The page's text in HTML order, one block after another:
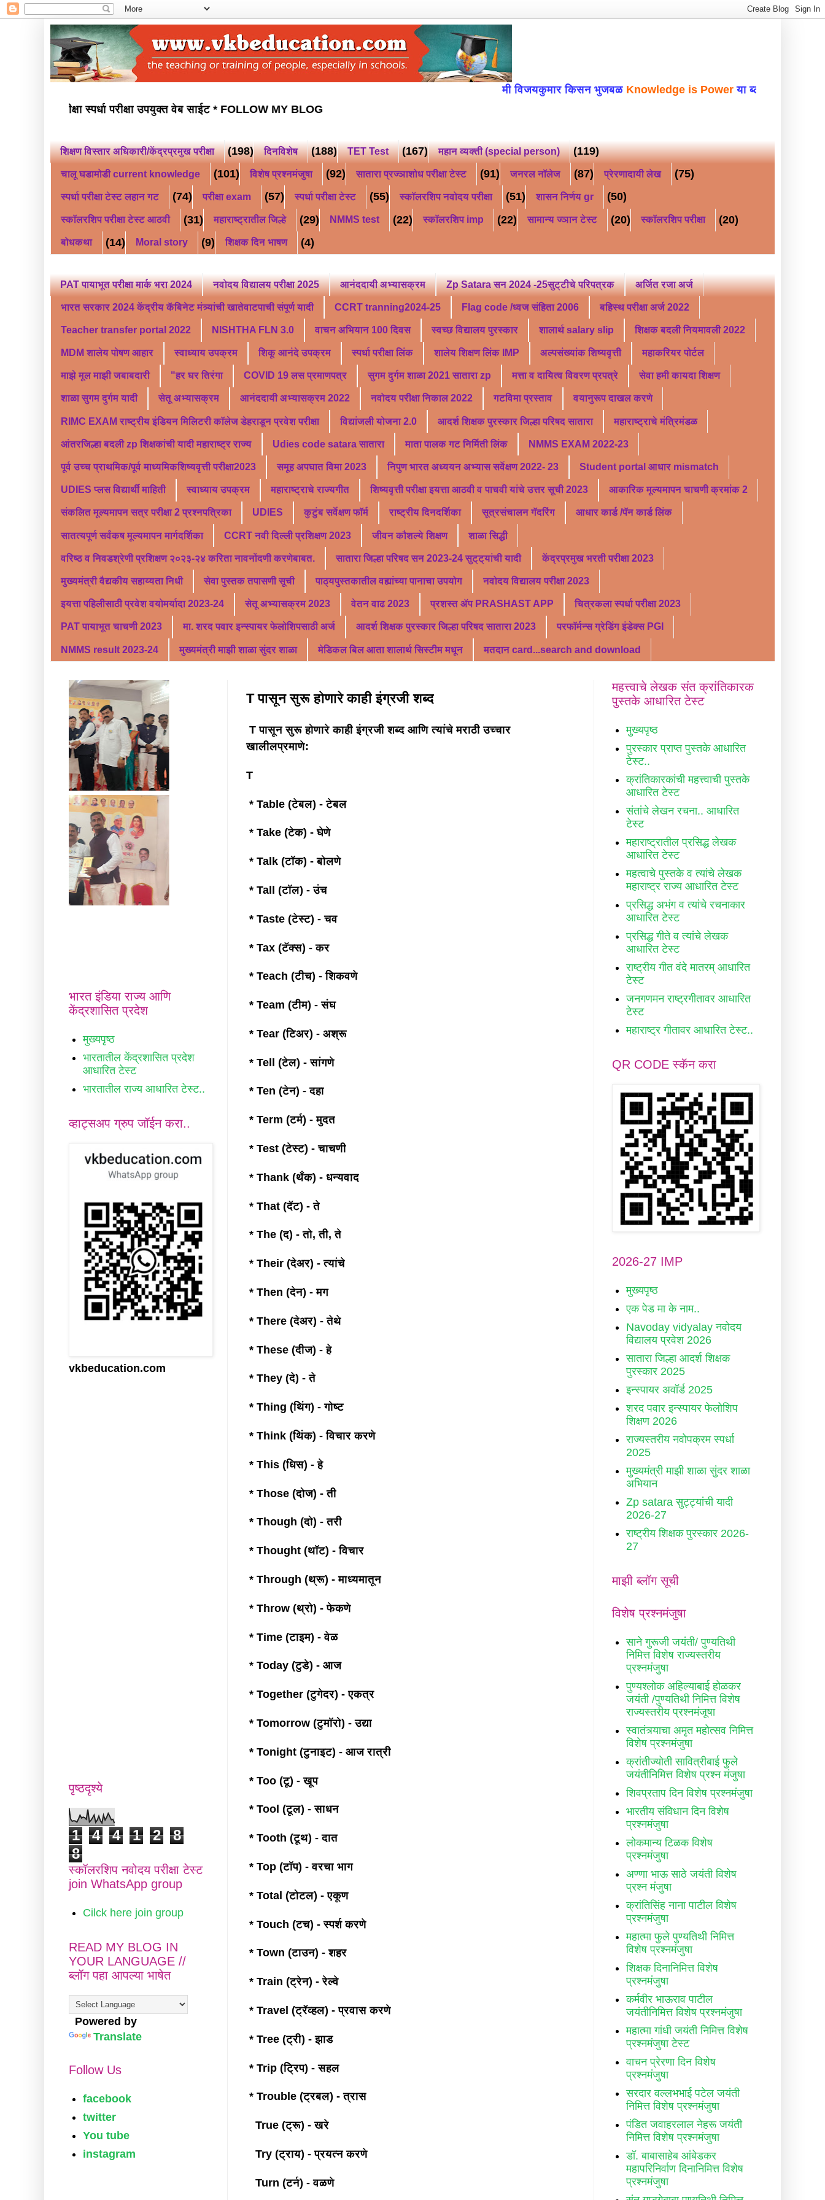
मी विजयकुमार किसन भुजबळKnowledge is Powerया ब्लॉगवर सहर्ष स्वागत करत
नवोदय परीक्षा स्कॉलरशिप परीक्षा स्पर्धा परीक्षा उपयुक्त वेब साईट *FOLLOW MY BLOG
शिक्षण विस्तार अधिकारी/केंद्रप्रमुख परीक्षा (198) दिनविशेष (188) TET Test (167) महान व्यक्ती (special person) (119)
चालू घडामोडी current knowledge (101) विशेष प्रश्नमंजुषा (92) सातारा प्रज्ञाशोध परीक्षा टेस्ट (91) जनरल नॉलेज (87) प्रेरणादायी लेख (75)
स्पर्धा परीक्षा टेस्ट लहान गट (74) परीक्षा exam (57) स्पर्धा परीक्षा टेस्ट (55) स्कॉलरशिप नवोदय परीक्षा (51) शासन निर्णय gr (50)
स्कॉलरशिप परीक्षा टेस्ट आठवी (31) महाराष्ट्रातील जिल्हे (29) NMMS test (22) स्कॉलरशिप imp (22) सामान्य ज्ञान टेस्ट (20) स्कॉलरशिप परीक्षा (20)
बोधकथा (14) Moral story (9) शिक्षक दिन भाषण (4)
PAT पायाभूत परीक्षा मार्क भरा 2024 नवोदय विद्यालय परीक्षा 2025 आनंददायी अभ्यासक्रम Zp Satara सन 2024 -25सुट्टीचे परिपत्रक अर्जित रजा अर्ज
भारत सरकार 2024 केंद्रीय कॅबिनेट मंत्र्यांची खातेवाटपाची संपूर्ण यादी CCRT tranning2024-25 Flag code /ध्वज संहिता 2006 बहिस्थ परीक्षा अर्ज 2022
Teacher transfer portal 2022 NISHTHA FLN 3.0 वाचन अभियान 100 दिवस स्वच्छ विद्यालय पुरस्कार शालार्थ salary slip शिक्षक बदली नियमावली 2022
MDM शालेय पोषण आहार स्वाध्याय उपक्रम शिकू आनंदे उपक्रम स्पर्धा परीक्षा लिंक शालेय शिक्षण लिंक IMP अल्पसंख्यांक शिष्यवृत्ती महाकरियर पोर्टल
माझे मूल माझी जबाबदारी "हर घर तिरंगा COVID 19 लस प्रमाणपत्र सुगम दुर्गम शाळा 2021 सातारा zp मत्ता व दायित्व विवरण प्रपत्रे सेवा हमी कायदा शिक्षण
शाळा सुगम दुर्गम यादी सेतू अभ्यासक्रम आनंददायी अभ्यासक्रम 2022 नवोदय परीक्षा निकाल 2022 गटविमा प्रस्ताव वयानुरूप दाखल करणे
RIMC EXAM राष्ट्रीय इंडियन मिलिटरी कॉलेज डेहराडून प्रवेश परीक्षा विद्यांजली योजना 2.0 आदर्श शिक्षक पुरस्कार जिल्हा परिषद सातारा महाराष्ट्राचे मंत्रिमंडळ
आंतरजिल्हा बदली zp शिक्षकांची यादी महाराष्ट्र राज्य Udies code satara सातारा माता पालक गट निर्मिती लिंक NMMS EXAM 2022-23
पूर्व उच्च प्राथमिक/पूर्व माध्यमिकशिष्यवृत्ती परीक्षा2023 समूह अपघात विमा 2023 निपुण भारत अध्ययन अभ्यास सर्वेक्षण 2022- 23 Student portal आधार mismatch
UDIES प्लस विद्यार्थी माहिती स्वाध्याय उपक्रम महाराष्ट्राचे राज्यगीत शिष्यवृत्ती परीक्षा इयत्ता आठवी व पाचवी यांचे उत्तर सूची 2023 आकारिक मूल्यमापन चाचणी क्रमांक 2
संकलित मूल्यमापन सत्र परीक्षा 2 प्रश्नपत्रिका UDIES कुटुंब सर्वेक्षण फॉर्म राष्ट्रीय दिनदर्शिका सूत्रसंचालन गॅदरिंग आधार कार्ड /पॅन कार्ड लिंक
सातत्यपूर्ण सर्वंकष मूल्यमापन मार्गदर्शिका CCRT नवी दिल्ली प्रशिक्षण 2023 जीवन कौशल्ये शिक्षण शाळा सिद्धी
वरिष्ठ व निवडश्रेणी प्रशिक्षण २०२३-२४ करिता नावनोंदणी करणेबाबत. सातारा जिल्हा परिषद सन 2023-24 सुट्ट्यांची यादी केंद्रप्रमुख भरती परीक्षा 2023
मुख्यमंत्री वैद्यकीय सहाय्यता निधी सेवा पुस्तक तपासणी सूची पाठ्यपुस्तकातील वह्यांच्या पानाचा उपयोग नवोदय विद्यालय परीक्षा 2023
इयत्ता पहिलीसाठी प्रवेश वयोमर्यादा 2023-24 सेतू अभ्यासक्रम 2023 वेतन वाढ 2023 प्रशस्त ॲप PRASHAST APP चित्रकला स्पर्धा परीक्षा 2023
PAT पायाभूत चाचणी 2023 मा. शरद पवार इन्स्पायर फेलोशिपसाठी अर्ज आदर्श शिक्षक पुरस्कार जिल्हा परिषद सातारा 2023 परफॉर्मन्स ग्रेडिंग इंडेक्स PGI
NMMS result 2023-24 मुख्यमंत्री माझी शाळा सुंदर शाळा मेडिकल बिल आता शालार्थ सिस्टीम मधून मतदान card...search and download
T पासून सुरू होणारे काही इंग्रजी शब्द
T पासून सुरू होणारे काही इंग्रजी शब्द आणि त्यांचे मराठी उच्चार
खालीलप्रमाणे:
T
* Table (टेबल) - टेबल
* Take (टेक) - घेणे
* Talk (टॉक) - बोलणे
* Tall (टॉल) - उंच
* Taste (टेस्ट) - चव
* Tax (टॅक्स) - कर
* Teach (टीच) - शिकवणे
* Team (टीम) - संघ
* Tear (टिअर) - अश्रू
* Tell (टेल) - सांगणे
* Ten (टेन) - दहा
* Term (टर्म) - मुदत
* Test (टेस्ट) - चाचणी
* Thank (थँक) - धन्यवाद
* That (दॅट) - ते
* The (द) - तो, ती, ते
* Their (देअर) - त्यांचे
* Then (देन) - मग
* There (देअर) - तेथे
* These (दीज) - हे
* They (दे) - ते
* Thing (थिंग) - गोष्ट
* Think (थिंक) - विचार करणे
* This (धिस) - हे
* Those (दोज) - ती
* Though (दो) - तरी
* Thought (थॉट) - विचार
* Through (थ्रू) - माध्यमातून
* Throw (थ्रो) - फेकणे
* Time (टाइम) - वेळ
* Today (टुडे) - आज
* Together (टुगेदर) - एकत्र
* Tomorrow (टुमॉरो) - उद्या
* Tonight (टुनाइट) - आज रात्री
* Too (टू) - खूप
* Tool (टूल) - साधन
* Tooth (टूथ) - दात
* Top (टॉप) - वरचा भाग
* Total (टोटल) - एकूण
* Touch (टच) - स्पर्श करणे
* Town (टाउन) - शहर
* Train (ट्रेन) - रेल्वे
* Travel (ट्रॅव्हल) - प्रवास करणे
* Tree (ट्री) - झाड
* Trip (ट्रिप) - सहल
* Trouble (ट्रबल) - त्रास
True (ट्रू) - खरे
Try (ट्राय) - प्रयत्न करणे
Turn (टर्न) - वळणे
भारत इंडिया राज्य आणि
केंद्रशासित प्रदेश
मुख्यपृष्ठ
भारतातील केंद्रशासित प्रदेश
आधारित टेस्ट
भारतातील राज्य आधारित टेस्ट..
व्हाट्सअप ग्रुप जॉईन करा..
vkbeducation.com
पृष्ठदृश्ये
1 4 4 1 2
8
8
स्कॉलरशिप नवोदय परीक्षा टेस्ट
join WhatsApp group
Cilck here join group
READ MY BLOG IN
YOUR LANGUAGE //
ब्लॉग पहा आपल्या भाषेत
Powered by
Translate
Follow Us
facebook
twitter
You tube
instagram
महत्त्वाचे लेखक संत क्रांतिकारक
पुस्तके आधारित टेस्ट
मुख्यपृष्ठ
पुरस्कार प्राप्त पुस्तके आधारित
टेस्ट..
क्रांतिकारकांची महत्त्वाची पुस्तके
आधारित टेस्ट
संतांचे लेखन रचना.. आधारित
टेस्ट
महाराष्ट्रातील प्रसिद्ध लेखक
आधारित टेस्ट
महत्वाचे पुस्तके व त्यांचे लेखक
महाराष्ट्र राज्य आधारित टेस्ट
प्रसिद्ध अभंग व त्यांचे रचनाकार
आधारित टेस्ट
प्रसिद्ध गीते व त्यांचे लेखक
आधारित टेस्ट
राष्ट्रीय गीत वंदे मातरम् आधारित
टेस्ट
जनगणमन राष्ट्रगीतावर आधारित
टेस्ट
महाराष्ट्र गीतावर आधारित टेस्ट..
QR CODE स्कॅन करा
2026-27 IMP
मुख्यपृष्ठ
एक पेड मा के नाम..
Navoday vidyalay नवोदय
विद्यालय प्रवेश 2026
सातारा जिल्हा आदर्श शिक्षक
पुरस्कार 2025
इन्स्पायर अवॉर्ड 2025
शरद पवार इन्स्पायर फेलोशिप
शिक्षण 2026
राज्यस्तरीय नवोपक्रम स्पर्धा
2025
मुख्यमंत्री माझी शाळा सुंदर शाळा
अभियान
Zp satara सुट्ट्यांची यादी
2026-27
राष्ट्रीय शिक्षक पुरस्कार 2026-
27
माझी ब्लॉग सूची
विशेष प्रश्नमंजुषा
साने गुरूजी जयंती/ पुण्यतिथी
निमित्त विशेष राज्यस्तरीय
प्रश्नमंजुषा
पुण्यश्लोक अहिल्याबाई होळकर
जयंती /पुण्यतिथी निमित्त विशेष
राज्यस्तरीय प्रश्नमंजूषा
स्वातंत्र्याचा अमृत महोत्सव निमित्त
विशेष प्रश्नमंजुषा
क्रांतीज्योती सावित्रीबाई फुले
जयंतीनिमित्त विशेष प्रश्न मंजुषा
शिवप्रताप दिन विशेष प्रश्नमंजुषा
भारतीय संविधान दिन विशेष
प्रश्नमंजुषा
लोकमान्य टिळक विशेष
प्रश्नमंजुषा
अण्णा भाऊ साठे जयंती विशेष
प्रश्न मंजुषा
क्रांतिसिंह नाना पाटील विशेष
प्रश्नमंजुषा
महात्मा फुले पुण्यतिथी निमित्त
विशेष प्रश्नमंजुषा
शिक्षक दिनानिमित्त विशेष
प्रश्नमंजुषा
कर्मवीर भाऊराव पाटील
जयंतीनिमित्त विशेष प्रश्नमंजुषा
महात्मा गांधी जयंती निमित्त विशेष
प्रश्नमंजुषा टेस्ट
वाचन प्रेरणा दिन विशेष
प्रश्नमंजुषा
सरदार वल्लभभाई पटेल जयंती
निमित्त विशेष प्रश्नमंजुषा
पंडित जवाहरलाल नेहरू जयंती
निमित्त विशेष प्रश्नमंजुषा
डॉ. बाबासाहेब आंबेडकर
महापरिनिर्वाण दिनानिमित्त विशेष
प्रश्नमंजुषा